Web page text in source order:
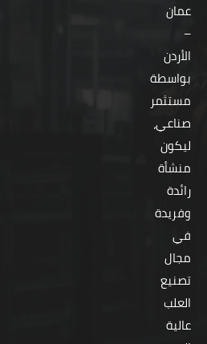
عمان
–
الأردن
بواسطة
مستثمر
صناعي،
ليكون
منشأة
رائدة
وفريدة
في
مجال
تصنيع
العلب
عالية